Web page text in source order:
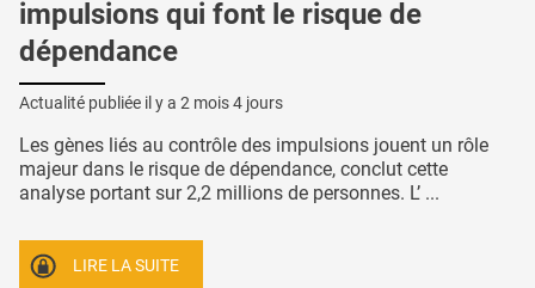
impulsions qui font le risque de
dépendance
Actualité publiée il y a 2 mois 4 jours
Les gènes liés au contrôle des impulsions jouent un rôle
majeur dans le risque de dépendance, conclut cette
analyse portant sur 2,2 millions de personnes. L’ ...
LIRE LA SUITE